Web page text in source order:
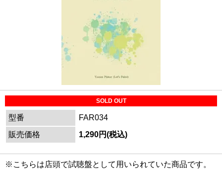
SOLD OUT
型番
FAR034
販売価格
1,290円(税込)
※こちらは店頭で試聴盤として用いられていた商品です。